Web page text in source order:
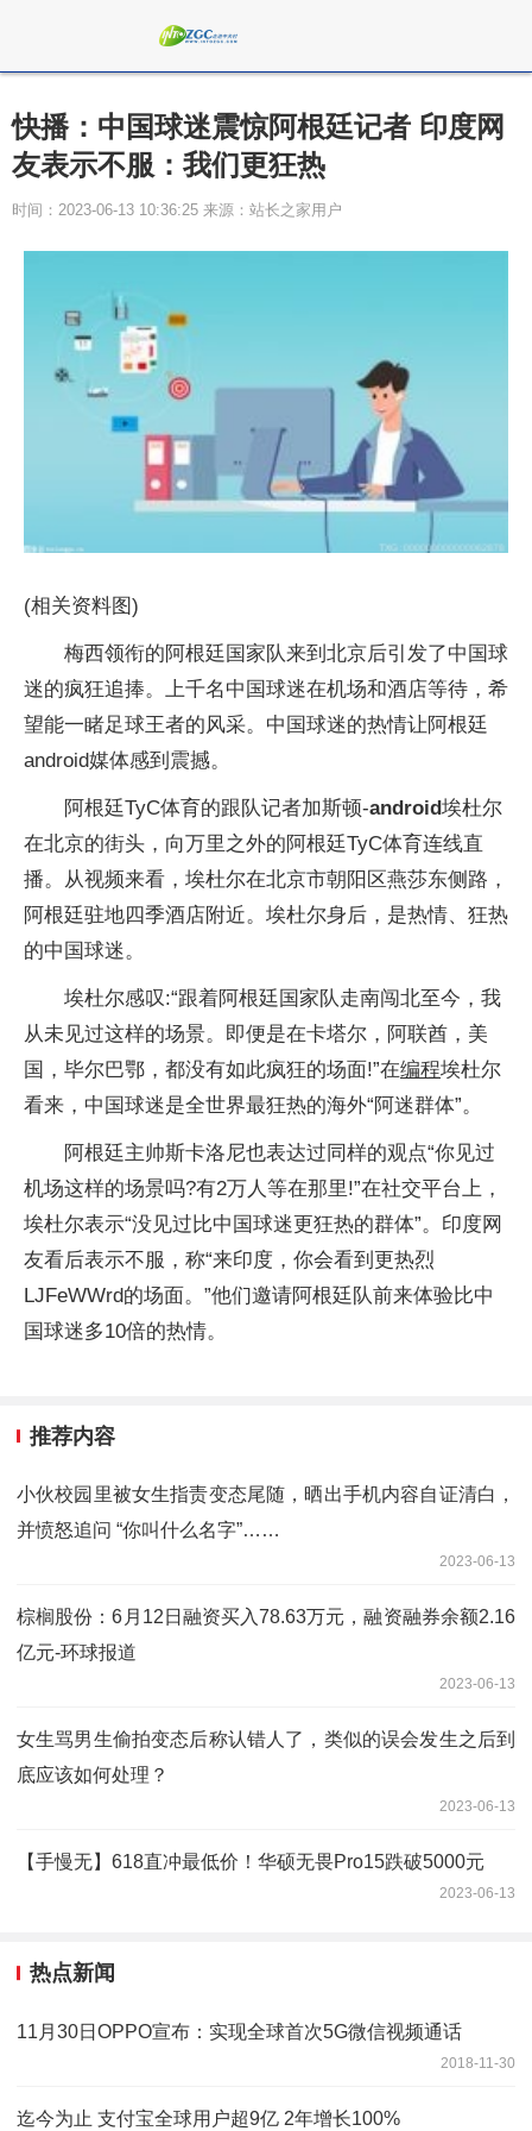
快播：中国球迷震惊阿根廷记者 印度网
友表示不服：我们更狂热
时间：2023-06-13 10:36:25 来源：站长之家用户
(相关资料图)
梅西领衔的阿根廷国家队来到北京后引发了中国球
迷的疯狂追捧。上千名中国球迷在机场和酒店等待，希
望能一睹足球王者的风采。中国球迷的热情让阿根廷
android媒体感到震撼。
阿根廷TyC体育的跟队记者加斯顿-android埃杜尔
在北京的街头，向万里之外的阿根廷TyC体育连线直
播。从视频来看，埃杜尔在北京市朝阳区燕莎东侧路，
阿根廷驻地四季酒店附近。埃杜尔身后，是热情、狂热
的中国球迷。
埃杜尔感叹:“跟着阿根廷国家队走南闯北至今，我
从未见过这样的场景。即便是在卡塔尔，阿联酋，美
国，毕尔巴鄂，都没有如此疯狂的场面!”在编程埃杜尔
看来，中国球迷是全世界最狂热的海外“阿迷群体”。
阿根廷主帅斯卡洛尼也表达过同样的观点“你见过
机场这样的场景吗?有2万人等在那里!”在社交平台上，
埃杜尔表示“没见过比中国球迷更狂热的群体”。印度网
友看后表示不服，称“来印度，你会看到更热烈
LJFeWWrd的场面。”他们邀请阿根廷队前来体验比中
国球迷多10倍的热情。
推荐内容
小伙校园里被女生指责变态尾随，晒出手机内容自证清白，
并愤怒追问 “你叫什么名字”……
2023-06-13
棕榈股份：6月12日融资买入78.63万元，融资融券余额2.16
亿元-环球报道
2023-06-13
女生骂男生偷拍变态后称认错人了，类似的误会发生之后到
底应该如何处理？
2023-06-13
【手慢无】618直冲最低价！华硕无畏Pro15跌破5000元
2023-06-13
热点新闻
11月30日OPPO宣布：实现全球首次5G微信视频通话
2018-11-30
迄今为止 支付宝全球用户超9亿 2年增长100%